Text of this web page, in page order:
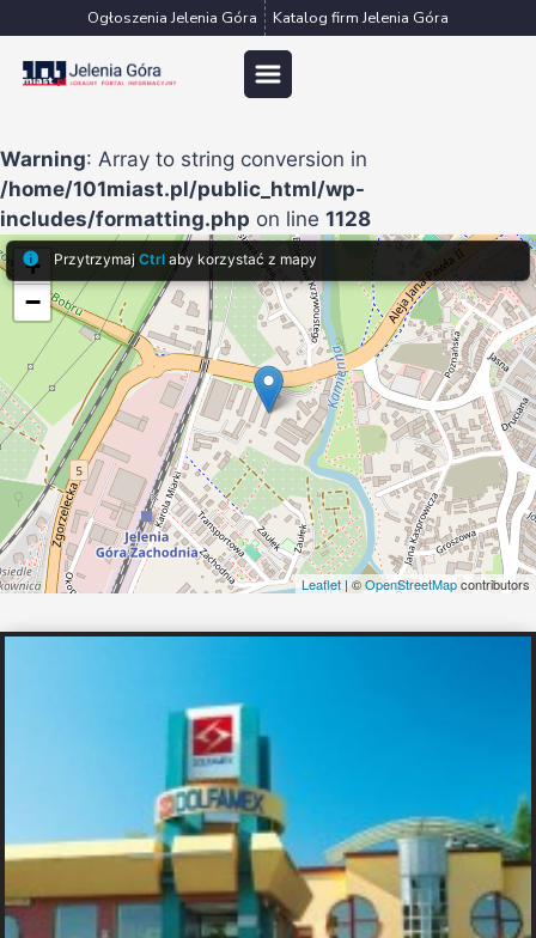
do
treści
Ogłoszenia Jelenia Góra Katalog firm Jelenia Góra
Warning: Array to string conversion in
/home/101miast.pl/public_html/wp-
includes/formatting.php on line 1128
+
−
Leaflet | ©OpenStreetMapcontributors